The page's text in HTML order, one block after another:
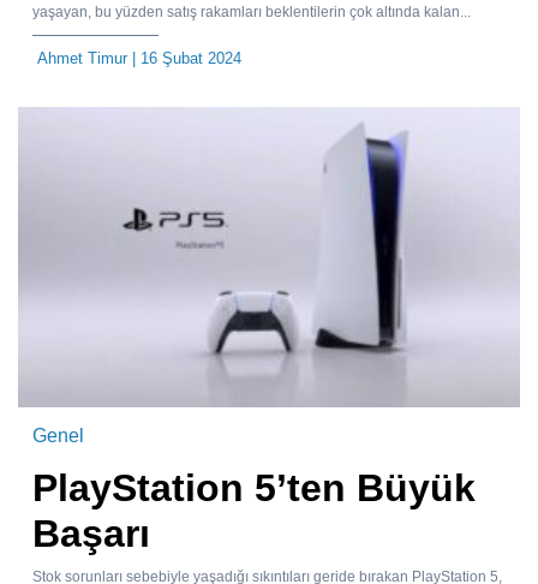
yaşayan, bu yüzden satış rakamları beklentilerin çok altında kalan...
Ahmet Timur| 16 Şubat 2024
Genel
PlayStation 5’ten Büyük
Başarı
Stok sorunları sebebiyle yaşadığı sıkıntıları geride bırakan PlayStation 5,